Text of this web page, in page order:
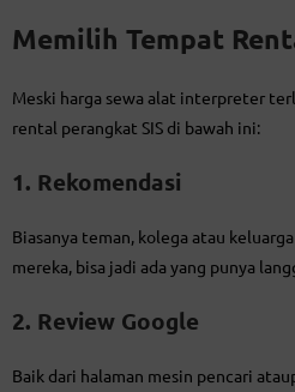
Memilih Tempat
Meski harga sewa alat interpreter
rental perangkat SIS di bawah ini:
1. Rekomendasi
Biasanya teman, kolega atau
mereka, bisa jadi ada yang punya
2. Review Google
Baik dari halaman mesin pencari